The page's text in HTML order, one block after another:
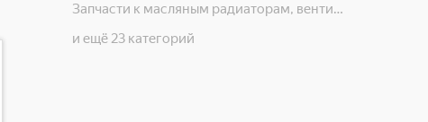
Запчасти к масляным радиаторам, вентиляторам, увлажнителям воздуха и теплотехнике
и ещё 23 категорий